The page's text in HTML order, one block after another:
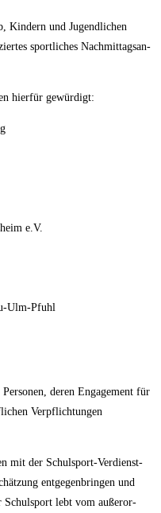
Kin­dern und Jugend­li­chen
sport­li­ches Nach­mit­tags­an­
hier­für gewürdigt:
e.V.
Ulm-Pfuhl
deren Enga­ge­ment für
Ver­pflich­tun­gen
mit der Schul­sport-Ver­dienst­
ent­ge­gen­brin­gen und
Schul­sport lebt vom außer­or­